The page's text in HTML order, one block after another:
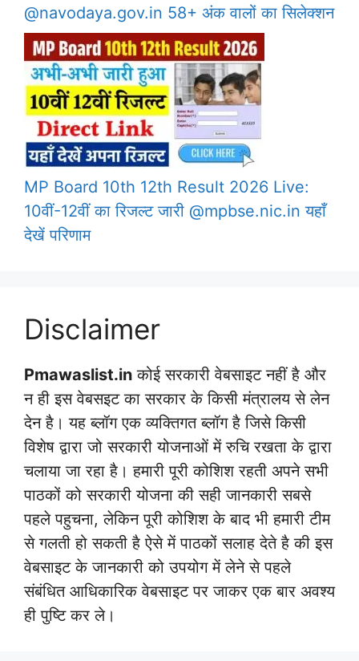
@navodaya.gov.in 58+ अंक वालों का सिलेक्शन
MP Board 10th 12th Result 2026 Live:
10वीं-12वीं का रिजल्ट जारी @mpbse.nic.in यहाँ
देखें परिणाम
Disclaimer
Pmawaslist.in कोई सरकारी वेबसाइट नहीं है और
न ही इस वेबसइट का सरकार के किसी मंत्रालय से लेन
देन है। यह ब्लॉग एक व्यक्तिगत ब्लॉग है जिसे किसी
विशेष द्वारा जो सरकारी योजनाओं में रुचि रखता के द्वारा
चलाया जा रहा है। हमारी पूरी कोशिश रहती अपने सभी
पाठकों को सरकारी योजना की सही जानकारी सबसे
पहले पहुचना, लेकिन पूरी कोशिश के बाद भी हमारी टीम
से गलती हो सकती है ऐसे में पाठकों सलाह देते है की इस
वेबसाइट के जानकारी को उपयोग में लेने से पहले
संबंधित आधिकारिक वेबसाइट पर जाकर एक बार अवश्य
ही पुष्टि कर ले।